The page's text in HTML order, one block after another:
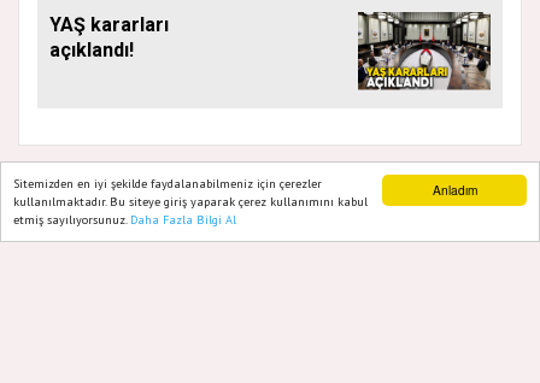
Anladım
Sitemizden en iyi şekilde faydalanabilmeniz için çerezler
kullanılmaktadır. Bu siteye giriş yaparak çerez kullanımını kabul
etmiş sayılıyorsunuz. Daha Fazla Bilgi Al
YAŞ kararları
açıklandı!
GAZETE ATAŞEHIR 2020
Ana Sayfa Web TV